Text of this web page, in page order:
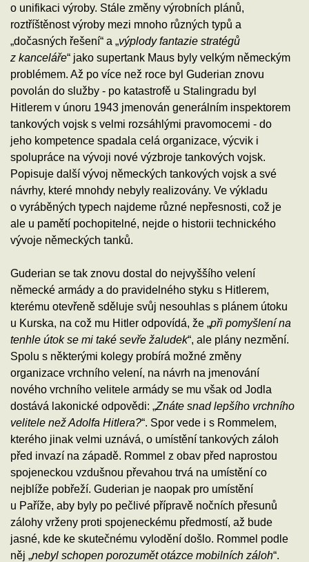
o unifikaci výroby. Stále změny výrobních plánů,
roztříštěnost výroby mezi mnoho různých typů a
„dočasných řešení“ a „výplody fantazie stratégů
z kanceláře“ jako supertank Maus byly velkým německým
problémem. Až po více než roce byl Guderian znovu
povolán do služby - po katastrofě u Stalingradu byl
Hitlerem v únoru 1943 jmenován generálním inspektorem
tankových vojsk s velmi rozsáhlými pravomocemi - do
jeho kompetence spadala celá organizace, výcvik i
spolupráce na vývoji nové výzbroje tankových vojsk.
Popisuje další vývoj německých tankových vojsk a své
návrhy, které mnohdy nebyly realizovány. Ve výkladu
o vyráběných typech najdeme různé nepřesnosti, což je
ale u pamětí pochopitelné, nejde o historii technického
vývoje německých tanků.
Guderian se tak znovu dostal do nejvyššího velení
německé armády a do pravidelného styku s Hitlerem,
kterému otevřeně sděluje svůj nesouhlas s plánem útoku
u Kurska, na což mu Hitler odpovídá, že „při pomyšlení na
tenhle útok se mi také sevře žaludek“, ale plány nezmění.
Spolu s některými kolegy probírá možné změny
organizace vrchního velení, na návrh na jmenování
nového vrchního velitele armády se mu však od Jodla
dostává lakonické odpovědi: „Znáte snad lepšího vrchního
velitele než Adolfa Hitlera?“. Spor vede i s Rommelem,
kterého jinak velmi uznává, o umístění tankových záloh
před invazí na západě. Rommel z obav před naprostou
spojeneckou vzdušnou převahou trvá na umístění co
nejblíže pobřeží. Guderian je naopak pro umístění
u Paříže, aby byly po pečlivé přípravě nočních přesunů
zálohy vrženy proti spojeneckému předmostí, až bude
jasné, kde ke skutečnému vylodění došlo. Rommel podle
něj „nebyl schopen porozumět otázce mobilních záloh“.